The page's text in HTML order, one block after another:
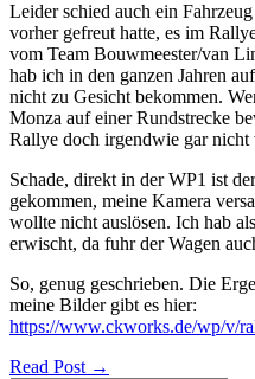
Leider schied auch ein
vorher gefreut hatte, es im
vom Team Bouwmeester/van
hab ich in den ganzen Jahren
nicht zu Gesicht bekommen.
Monza auf einer Rundstrecke
Rallye doch irgendwie gar nicht
Schade, direkt in der WP1 ist
gekommen, meine Kamera
wollte nicht auslösen. Ich hab
erwischt, da fuhr der Wagen
So, genug geschrieben. Die
meine Bilder gibt es hier:
https://www.ckworks.de/wp/v/
Read Post →